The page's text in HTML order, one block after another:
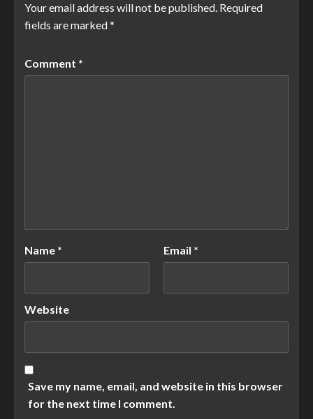
Your email address will not be published. Required
fields are marked*
Comment *
Name * Email *
Website
Save my name, email, and website in this browser
for the next time I comment.